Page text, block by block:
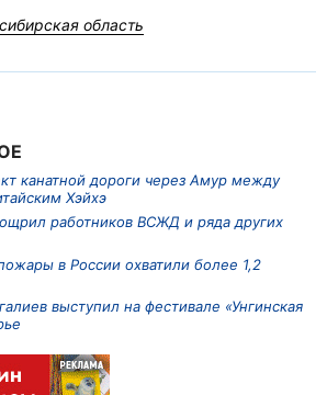
область
канатной дороги через Амур между
Хэйхэ
работников ВСЖД и ряда других
в России охватили более 1,2
выступил на фестивале «Унгинская